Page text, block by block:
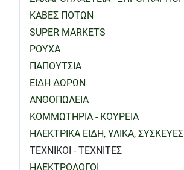
ΚΑΒΕΣ ΠΟΤΩΝ
SUPER MARKETS
ΡΟΥΧΑ
ΠΑΠΟΥΤΣΙΑ
ΕΙΔΗ ΔΩΡΩΝ
ΑΝΘΟΠΩΛΕΙΑ
ΚΟΜΜΩΤΗΡΙΑ - ΚΟΥΡΕΙΑ
ΗΛΕΚΤΡΙΚΑ ΕΙΔΗ, ΥΛΙΚΑ, ΣΥΣΚΕΥΕΣ
ΤΕΧΝΙΚΟΙ - ΤΕΧΝΙΤΕΣ
ΗΛΕΚΤΡΟΛΟΓΟΙ